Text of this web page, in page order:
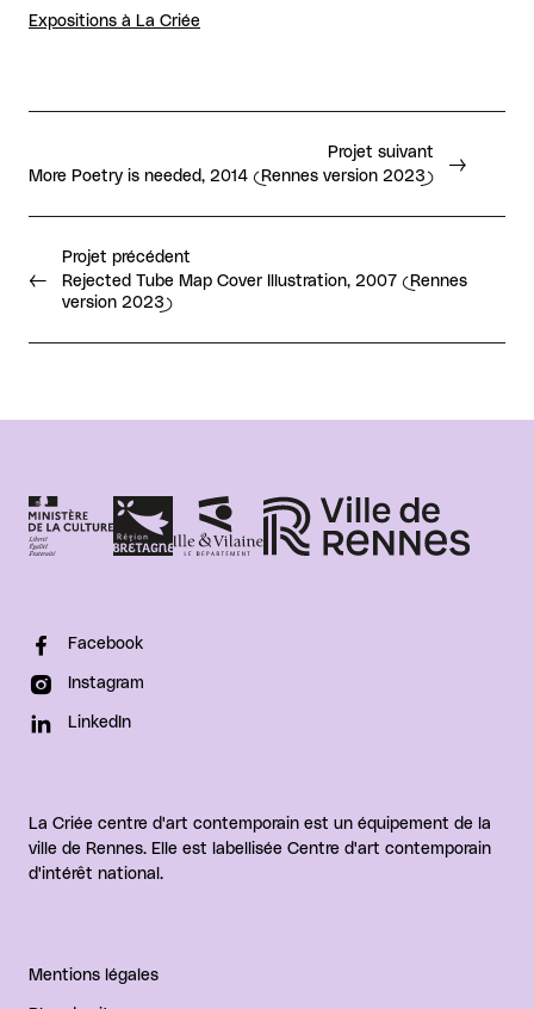
Expositions à La Criée
Projet précédent
Rejected Tube Map Cover Illustration, 2007 (Rennes
version 2023)
Projet suivant
More Poetry is needed, 2014 (Rennes version 2023)
Facebook
Instagram
LinkedIn
La Criée centre d'art contemporain est un équipement de la
ville de Rennes. Elle est labellisée Centre d'art contemporain
d'intérêt national.
Mentions légales